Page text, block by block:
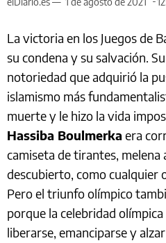
La victoria en los Juegos de
su condena y su salvación.
notoriedad que adquirió la
islamismo más
muerte y le hizo la vida
Hassiba Boulmerka era
camiseta de tirantes,
descubierto, como cualquier
Pero el triunfo olímpico
porque la celebridad
liberarse, emanciparse y